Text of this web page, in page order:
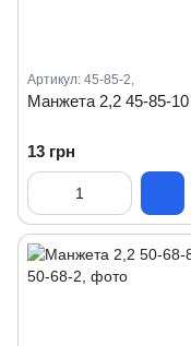
Артикул: 45-85-2,
Манжета 2,2 45-85-
13 грн